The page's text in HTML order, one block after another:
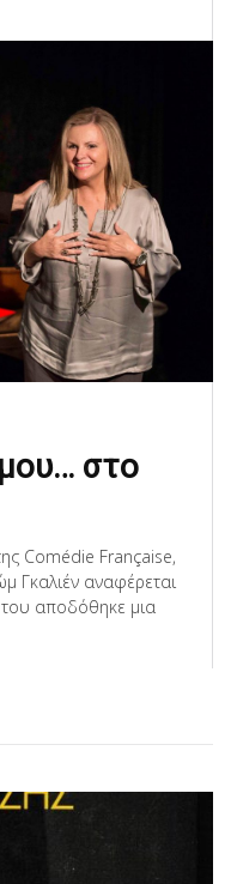
στο
Comédie Française,
Γκαλιέν αναφέρεται
αποδόθηκε μια